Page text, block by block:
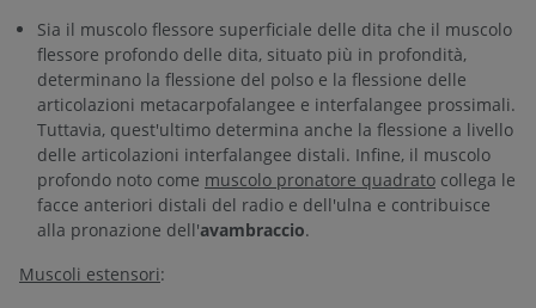
Sia il muscolo flessore superficiale delle dita che il muscolo
flessore profondo delle dita, situato più in profondità,
determinano la flessione del polso e la flessione delle
articolazioni metacarpofalangee e interfalangee prossimali.
Tuttavia, quest'ultimo determina anche la flessione a livello
delle articolazioni interfalangee distali. Infine, il muscolo
profondo noto come muscolo pronatore quadrato collega le
facce anteriori distali del radio e dell'ulna e contribuisce
alla pronazione dell'avambraccio.
Muscoli estensori: